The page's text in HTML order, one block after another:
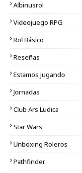
Albinusrol
Videojuego RPG
Rol Básico
Reseñas
Estamos Jugando
Jornadas
Club Ars Ludica
Star Wars
Unboxing Roleros
Pathfinder